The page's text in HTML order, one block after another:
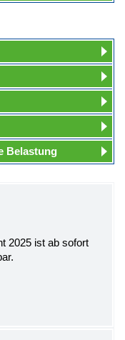
Belastung
2025 ist ab sofort